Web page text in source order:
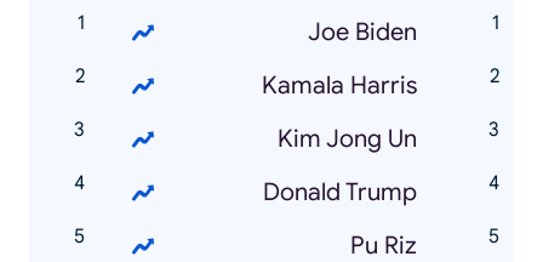
Joe Biden
Kamala Harris
Kim Jong Un
Donald Trump
Pu Riz